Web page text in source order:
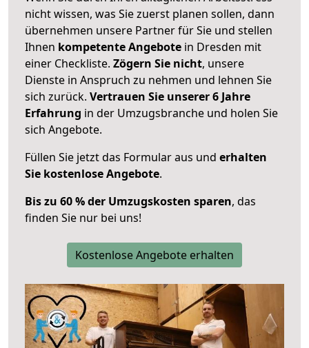
nicht wissen, was Sie zuerst planen sollen, dann
übernehmen unsere Partner für Sie und stellen
Ihnen kompetente Angebote in Dresden mit
einer Checkliste. Zögern Sie nicht, unsere
Dienste in Anspruch zu nehmen und lehnen Sie
sich zurück. Vertrauen Sie unserer 6 Jahre
Erfahrung in der Umzugsbranche und holen Sie
sich Angebote.
Füllen Sie jetzt das Formular aus und erhalten
Sie kostenlose Angebote.
Bis zu 60 % der Umzugskosten sparen, das
finden Sie nur bei uns!
Kostenlose Angebote erhalten